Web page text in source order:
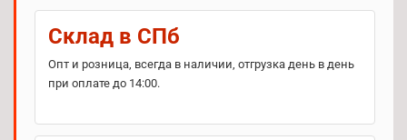
Склад в СПб
Опт и розница, всегда в наличии, отгрузка день в день
при оплате до 14:00.